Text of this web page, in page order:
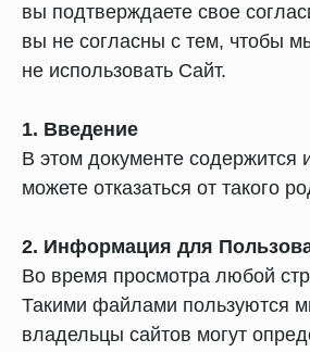
вы подтверждаете свое
вы не согласны с тем, чтобы
не использовать Сайт.
1. Введение
В этом документе
можете отказаться от такого
2. Информация для
Во время просмотра любой
Такими файлами пользуются
владельцы сайтов могут